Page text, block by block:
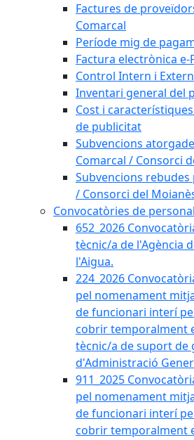
Factures de
Comarcal
Període mig de
Factura electrònica e-
Control Intern i Extern
Inventari general del
Cost i
de publicitat
Subvencions
Comarcal / Consorci
Subvencions rebudes
/ Consorci del
Convocatòries de personal
652_2026
tècnic/a de l'Agència
l'Aigua.
224_2026
pel nomenament
de funcionari interí
cobrir temporalment
tècnic/a de suport de
d'Administració
911_2025
pel nomenament
de funcionari interí
cobrir temporalment